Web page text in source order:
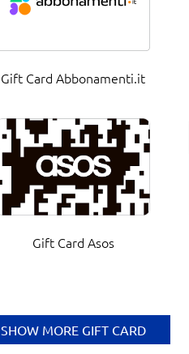
Gift Card Abbonamenti.it
Gift Card Asos
SHOW MORE GIFT CARD